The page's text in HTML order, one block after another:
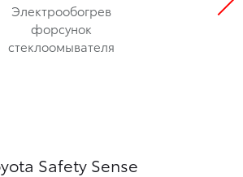
Электрообогрев
форсунок
стеклоомывателя
Safety Sense